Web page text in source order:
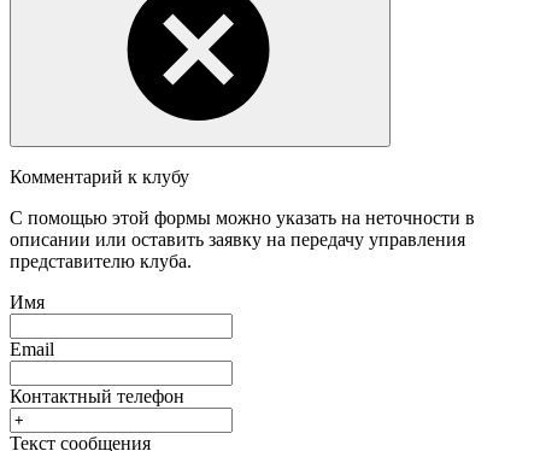
Комментарий к клубу
С помощью этой формы можно указать на неточности в
описании или оставить заявку на передачу управления
представителю клуба.
Имя
Email
Контактный телефон
Текст сообщения